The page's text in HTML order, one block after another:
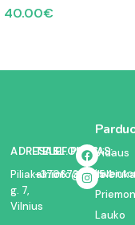
40.00€
ADRESAS:
Piliakalnio
g. 7,
Vilnius
TELEFONAS:
+37067350054
EL. PAŠTAS:Vidaus
Lauko